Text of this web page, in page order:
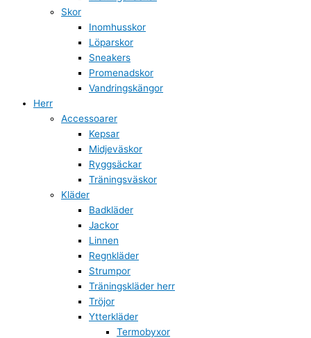
Skor
Inomhusskor
Löparskor
Sneakers
Promenadskor
Vandringskängor
Herr
Accessoarer
Kepsar
Midjeväskor
Ryggsäckar
Träningsväskor
Kläder
Badkläder
Jackor
Linnen
Regnkläder
Strumpor
Träningskläder herr
Tröjor
Ytterkläder
Termobyxor